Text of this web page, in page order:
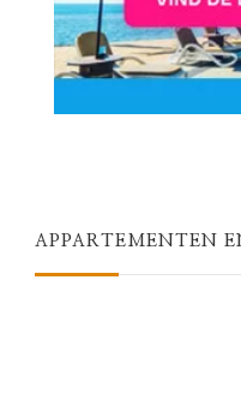
APPARTEMENTEN